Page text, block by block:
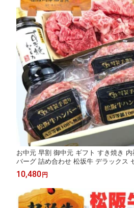
お中元 早割 御中元 ギフト すき焼き
バーグ 詰め合わせ 松坂牛 デラックス
ンチカツ x4 切り落とし 250g 誕生日
祝い お返し 食べ物 お肉 お祝い返し
10,480円